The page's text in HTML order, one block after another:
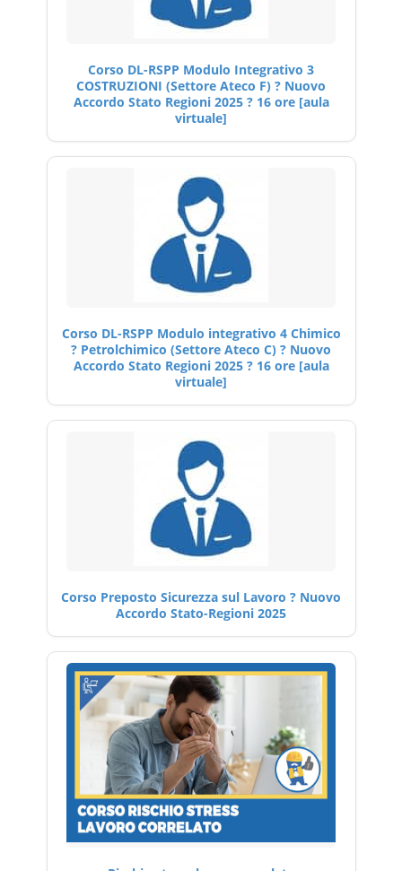
Corso DL-RSPP Modulo Integrativo 3
COSTRUZIONI (Settore Ateco F) ? Nuovo
Accordo Stato Regioni 2025 ? 16 ore [aula
virtuale]
Corso DL-RSPP Modulo integrativo 4 Chimico
? Petrolchimico (Settore Ateco C) ? Nuovo
Accordo Stato Regioni 2025 ? 16 ore [aula
virtuale]
Corso Preposto Sicurezza sul Lavoro ? Nuovo
Accordo Stato-Regioni 2025